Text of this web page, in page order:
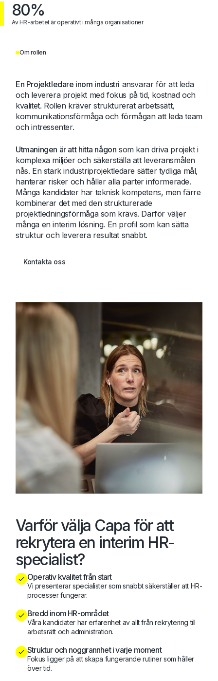
80%
Av HR-arbetet är operativt i många organisationer
Om rollen
En Projektledare inom industri ansvarar för att leda
och leverera projekt med fokus på tid, kostnad och
kvalitet. Rollen kräver strukturerat arbetssätt,
kommunikationsförmåga och förmågan att leda team
och intressenter.
Utmaningen är att hitta någon som kan driva projekt i
komplexa miljöer och säkerställa att leveransmålen
nås. En stark industriprojektledare sätter tydliga mål,
hanterar risker och håller alla parter informerade.
Många kandidater har teknisk kompetens, men färre
kombinerar det med den strukturerade
projektledningsförmåga som krävs. Därför väljer
många en interim lösning. En profil som kan sätta
struktur och leverera resultat snabbt.
Kontakta oss
Varför välja Capa för att
rekrytera en interim HR-
specialist?
Operativ kvalitet från start
Vi presenterar specialister som snabbt säkerställer att HR-
processer fungerar.
Bredd inom HR-området
Våra kandidater har erfarenhet av allt från rekrytering till
arbetsrätt och administration.
Struktur och noggrannhet i varje moment
Fokus ligger på att skapa fungerande rutiner som håller
över tid.